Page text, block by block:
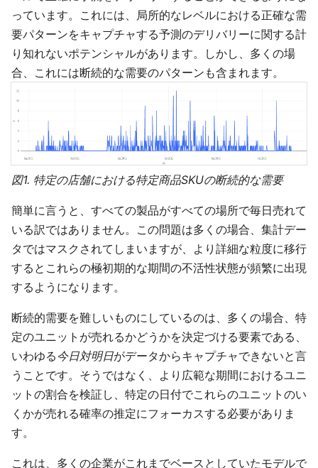
っています。これには、局所的なレベルにおける正確な需
要パターンをキャプチャする予測のデリバリーに関する計
り知れないポテンシャルがあります。しかし、多くの場
合、これには断続的な需要のパターンも含まれます。
図1. 特定の店舗における特定商品SKUの断続的な需要
簡単に言うと、すべての製品がすべての場所で毎日売れて
いる訳ではありません。この問題は多くの場合、集計デー
タではマスクされてしまいますが、より詳細な粒度に移行
するとこれらの極初期的な期間の不活性状態が頻繁に出現
するようになります。
断続的需要を難しいものにしているのは、多くの場合、特
定のユニットが売れるかどうかを決定づける要素である、
いわゆる今日対明日がデータからキャプチャできないと言
うことです。そうではなく、より広範な期間におけるユニ
ットの割合を検証し、特定の日付でこれらのユニットのい
くかが売れる確率の推定にフォーカスする必要がありま
す。
これは、多くの企業がこれまでベースとしていたモデルで